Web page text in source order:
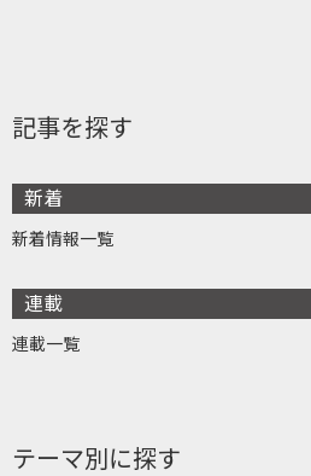
記事を探す
新着
新着情報一覧
連載
連載一覧
テーマ別に探す